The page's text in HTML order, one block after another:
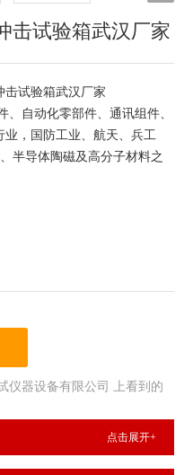
击试验箱武汉厂家
击试验箱武汉厂家
自动化零部件、通讯组件、
，国防工业、航天、兵工
半导体陶磁及高分子材料之
复抵拉力及产品于热胀冷缩
仪器设备有限公司 上看到的
点击展开+